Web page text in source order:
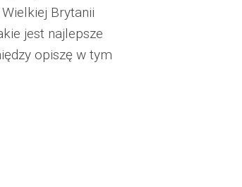
Brytanii
jest najlepsze
opiszę w tym